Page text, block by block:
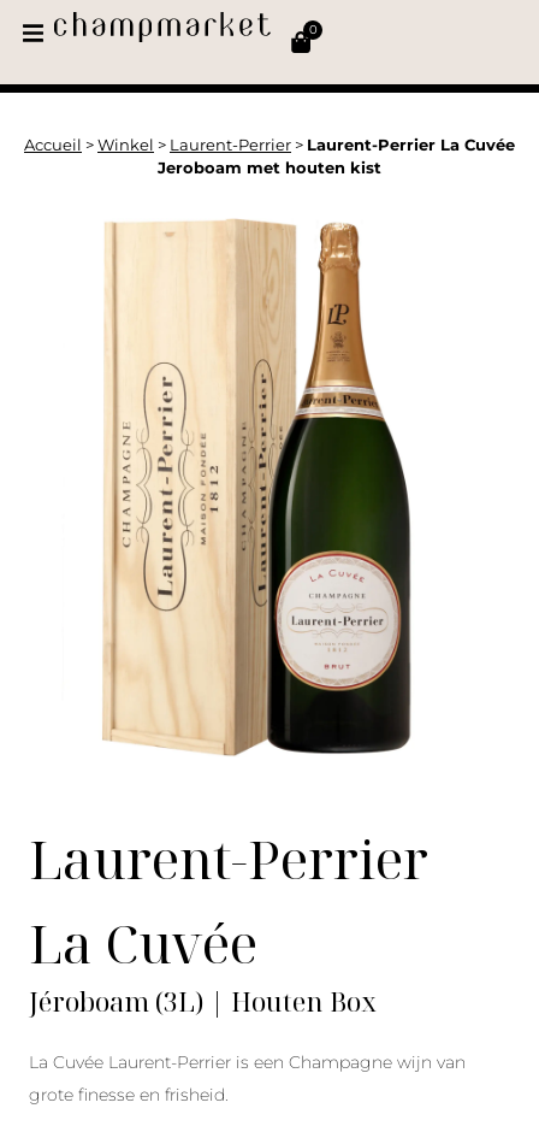
0
Accueil > Winkel > Laurent-Perrier > Laurent-Perrier La Cuvée
Jeroboam met houten kist
Laurent-Perrier
La Cuvée
Jéroboam (3L) | Houten Box
La Cuvée Laurent-Perrier is een Champagne wijn van
grote finesse en frisheid.